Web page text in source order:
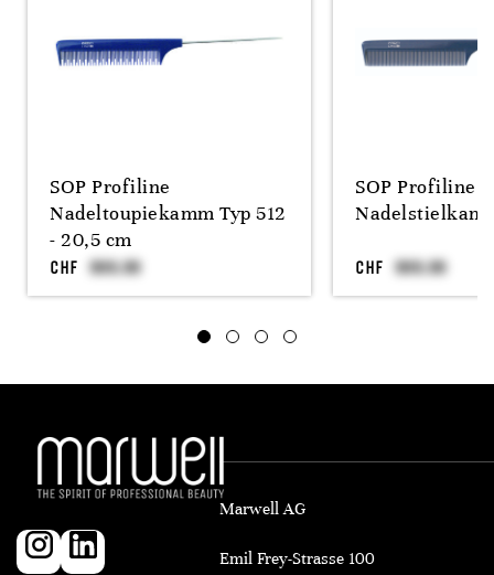
SOP Profiline
Nadeltoupiekamm Typ 512
- 20,5 cm
CHF
SOP Profiline
CHF
Marwell AG
Emil Frey-Strasse 100